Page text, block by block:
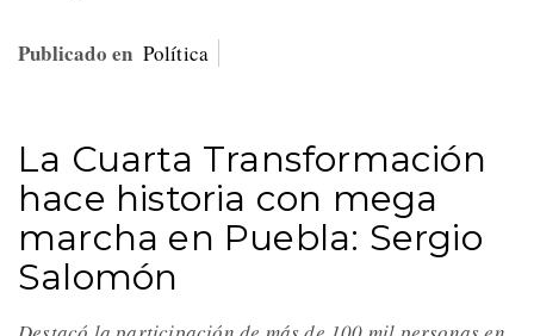
Publicado en Política
La Cuarta Transformación
hace historia con mega
marcha en Puebla: Sergio
Salomón